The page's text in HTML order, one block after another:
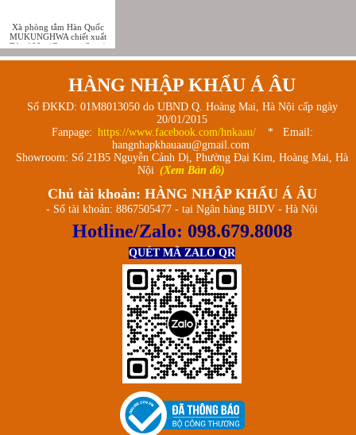
Xà phòng tắm Hàn Quốc
MUKUNGHWA chiết xuất
Dừa 100g (Coconut Soap)
HÀNG NHẬP KHẨU Á ÂU
Số ĐKKD: 01M8013050 do UBND Q. Hoàng Mai, Hà Nội cấp ngày
20/01/2015
Fanpage: https://www.facebook.com/hnkaau/
* Email:
hangnhapkhauaau@gmail.com
Showroom: Số 21B5 Nguyễn Cảnh Dị, Phường Đại Kim, Hoàng Mai, Hà
Nội (Xem Bản đồ)
Chủ tài khoản: HÀNG NHẬP KHẨU Á ÂU
- Số tài khoản: 8867505477 - tại Ngân hàng BIDV - Hà Nội
Hotline/Zalo: 098.679.8008
QUÉT MÃ ZALO QR